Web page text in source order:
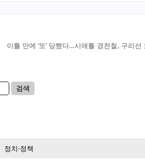
이틀 만에 ‘또’ 당했다…시애틀 경전철, 구리선
검색
정치·정책